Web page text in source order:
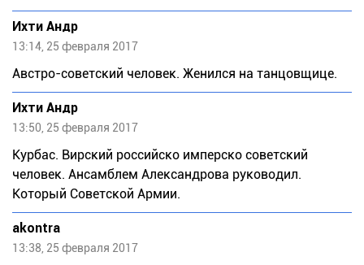
Ихти Андр
13:14, 25 февраля 2017
Австро-советский человек. Женился на танцовщице.
Ихти Андр
13:50, 25 февраля 2017
Курбас. Вирский российско имперско советский
человек. Ансамблем Александрова руководил.
Который Советской Армии.
akontra
13:38, 25 февраля 2017